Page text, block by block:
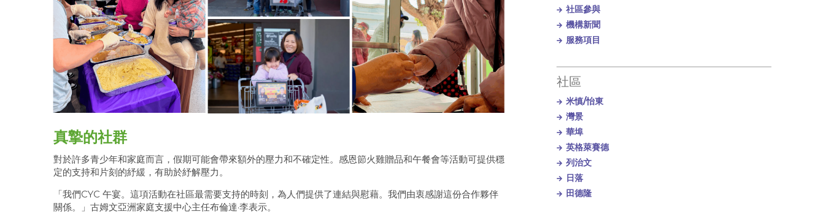
真摯的社群
對於許多青少年和家庭而言，假期可能會帶來額外的壓力和不確定性。感恩節火雞贈品和午餐會等活動可提供穩
定的支持和片刻的紓緩，有助於紓解壓力。
「我們CYC 午宴。這項活動在社區最需要支持的時刻，為人們提供了連結與慰藉。我們由衷感謝這份合作夥伴
關係。」古姆文亞洲家庭支援中心主任布倫達·李表示。
社區參與
機構新聞
服務項目
社區
米慎/怡東
灣景
華埠
英格萊賽德
列治文
日落
田德隆